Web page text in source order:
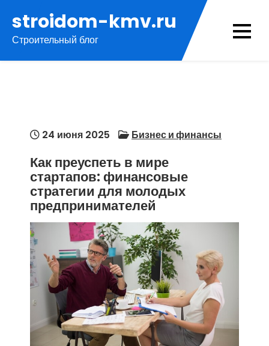
содержимому
stroidom-kmv.ru
Строительный блог
24 июня 2025 Бизнес и финансы
Как преуспеть в мире
стартапов: финансовые
стратегии для молодых
предпринимателей